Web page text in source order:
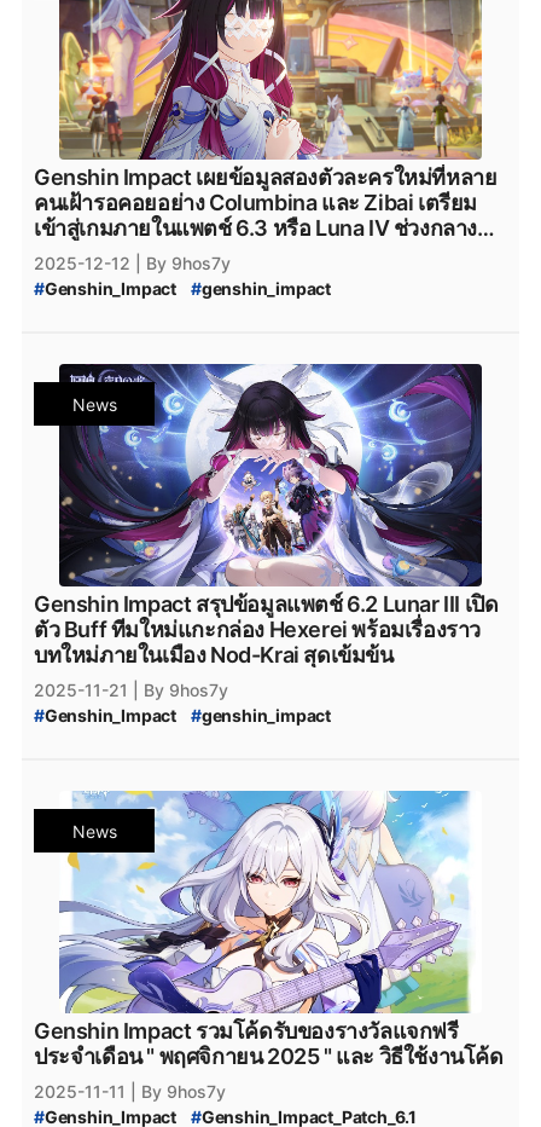
Genshin_impact_Varka
Genshin Impact เผยข้อมูลสองตัวละครใหม่ที่หลาย
คนเฝ้ารอคอยอย่าง Columbina และ Zibai เตรียม
เข้าสู่เกมภายในแพตช์ 6.3 หรือ Luna IV ช่วงกลาง
เดือน มกราคม 2026
2025-12-12
| By 9hos7y
#Genshin_Impact #genshin_impact
Genshin_Impact_version_6.3 #iOS #Android
#HoYoplay #Epicgamesstore
Epic_Games_Store #PlayStation Xbox #Nod-Krai
Genshin_Impact_Nod-Krai #Genshin_Impact_แพทช์
Genshin_Impact_Update #Genshin_Impact_Durin
Genshin_Impact_Columbina #Genshin_Impact_Zibai
Genshin_impact_Columbina_Characters
News
Genshin Impact สรุปข้อมูลแพตช์ 6.2 Lunar III เปิด
ตัว Buff ทีมใหม่แกะกล่อง Hexerei พร้อมเรื่องราว
บทใหม่ภายในเมือง Nod-Krai สุดเข้มข้น
2025-11-21
| By 9hos7y
#Genshin_Impact #genshin_impact
Genshin_Impact_version_6.2 #iOS
Android
#HoYoplay #Epicgamesstore
Epic_Games_Store #PlayStation #Xbox #Nod-Krai
Genshin_Impact_Nod-Krai #Snezhnaya
Genshin_Impact_แพทช์ # Genshin_Impact_Update
Genshin_Impact_Miliastra_Wonderland
Miliastra_Wonderland #Nefer
Genshin_Impact_Alice #Genshin_Impact_Durin
Genshin_Impact_Nicole #Genshin_Impact_Hexerei
#Genshin_Impact_Hexerei_Team
#Genshin_Impact_Hexerei_Team_List
#Genshin_impact_Hexerei_Characters
News
Genshin Impact รวมโค้ดรับของรางวัลแจกฟรี
ประจำเดือน " พฤศจิกายน 2025 " และ วิธีใช้งานโค้ด
2025-11-11
| By 9hos7y
#Genshin_Impact #Genshin_Impact_Patch_6.1